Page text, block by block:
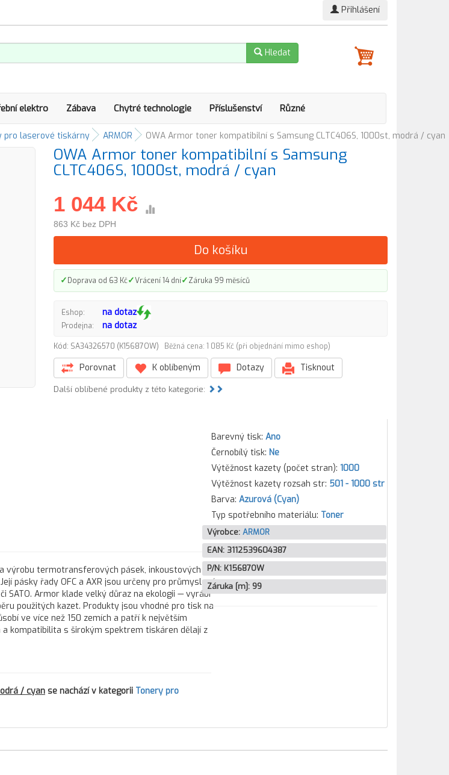
Přihlášení
Hledat
elektro Zábava Chytré technologie Příslušenství Různé
pro laserové tiskárny ARMOR OWA Armor toner kompatibilní s Samsung CLTC406S, 1000st, modrá / cyan
OWA Armor toner kompatibilní s Samsung
CLTC406S, 1000st, modrá / cyan
1 044 Kč
863 Kč bez DPH
Do košíku
✓Doprava od 63 Kč✓Vrácení 14 dní✓Záruka 99 měsíců
Eshop: na dotaz
Prodejna: na dotaz
Kód: SA34326570 (K15687OW) Běžná cena: 1 085 Kč (při objednání mimo eshop)
Porovnat K oblíbeným Dotazy Tisknout
Další oblíbené produkty z této kategorie:
výrobu termotransferových pásek, inkoustových
pásky řady OFC a AXR jsou určeny pro průmyslové
SATO. Armor klade velký důraz na ekologii — vyrábí
použitých kazet. Produkty jsou vhodné pro tisk na
ve více než 150 zemích a patří k největším
kompatibilita s širokým spektrem tiskáren dělají z
/ cyan se nachází v kategorii Tonery pro
Barevný tisk: Ano
Černobílý tisk: Ne
Výtěžnost kazety (počet stran): 1000
Výtěžnost kazety rozsah str: 501 - 1000 str
Barva: Azurová (Cyan)
Typ spotřebního materiálu: Toner
Výrobce: ARMOR
EAN: 3112539604387
P/N: K15687OW
Záruka [m]: 99